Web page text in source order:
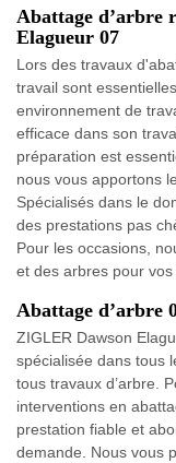
Abattage d’arbre
Elagueur 07
Lors des travaux
travail sont
environnement de
efficace dans son
préparation est
nous vous apportons
Spécialisés dans le
des prestations pas
Pour les occasions,
et des arbres pour
Abattage d’arbre
ZIGLER Dawson
spécialisée dans tous
tous travaux d’arbre.
interventions en
prestation fiable et
demande. Nous vous